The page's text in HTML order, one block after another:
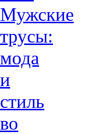
Мужские
трусы:
мода
и
стиль
во